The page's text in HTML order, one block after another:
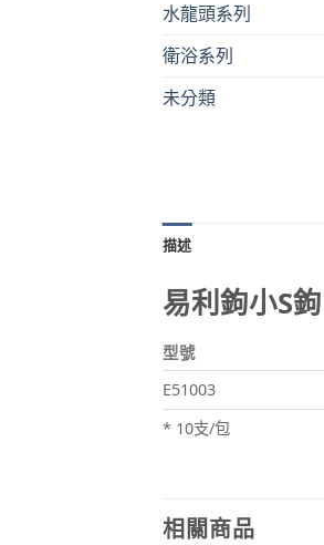
水龍頭系列
衛浴系列
未分類
描述
易利鉤小S鉤
型號
E51003
* 10支/包
相關商品